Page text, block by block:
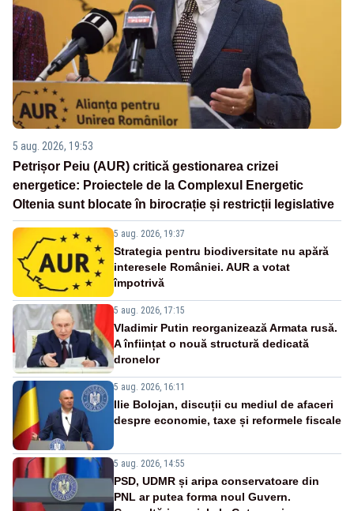
5 aug. 2026, 19:53
Petrișor Peiu (AUR) critică gestionarea crizei
energetice: Proiectele de la Complexul Energetic
Oltenia sunt blocate în birocrație și restricții legislative
5 aug. 2026, 19:37
Strategia pentru biodiversitate nu apără
interesele României. AUR a votat
împotrivă
5 aug. 2026, 17:15
Vladimir Putin reorganizează Armata rusă.
A înființat o nouă structură dedicată
dronelor
5 aug. 2026, 16:11
Ilie Bolojan, discuții cu mediul de afaceri
despre economie, taxe și reformele fiscale
5 aug. 2026, 14:55
PSD, UDMR și aripa conservatoare din
PNL ar putea forma noul Guvern.